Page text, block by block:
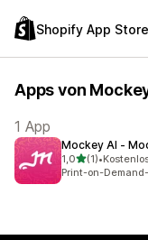
Shopify App Store
Apps von
1 App
Mockey AI ‑
1,0von 5 Sternen
(1)
1 Rezensionen
•
Print-on-